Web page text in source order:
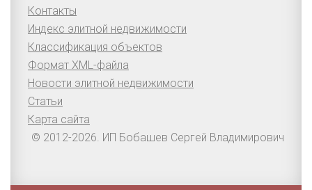
Контакты
Индекс элитной недвижимости
Классификация объектов
Формат XML-файла
Новости элитной недвижимости
Статьи
Карта сайта
© 2012-2026. ИП Бобашев Сергей Владимирович